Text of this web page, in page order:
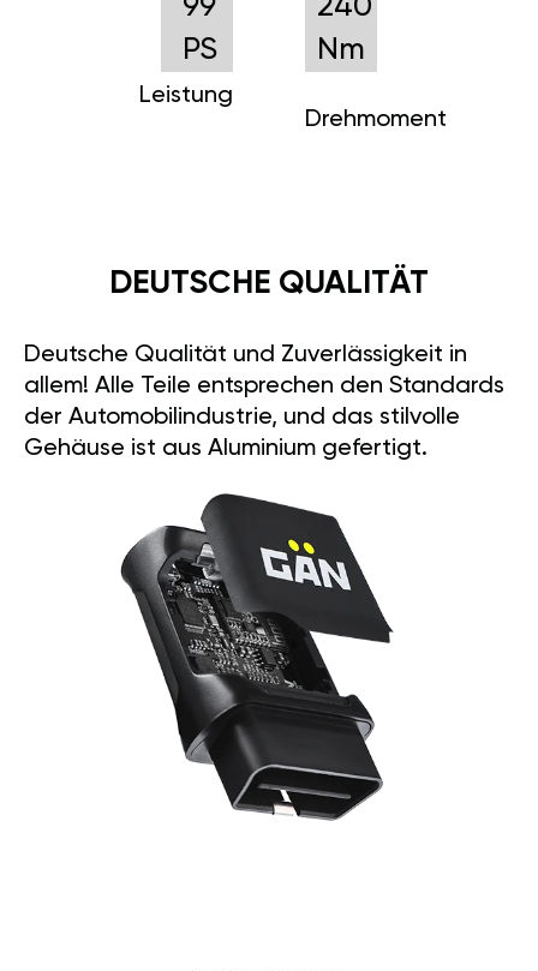
99
PS
Leistung
240
Nm
Drehmoment
DEUTSCHE QUALITÄT
Deutsche Qualität und Zuverlässigkeit in
allem! Alle Teile entsprechen den Standards
der Automobilindustrie, und das stilvolle
Gehäuse ist aus Aluminium gefertigt.